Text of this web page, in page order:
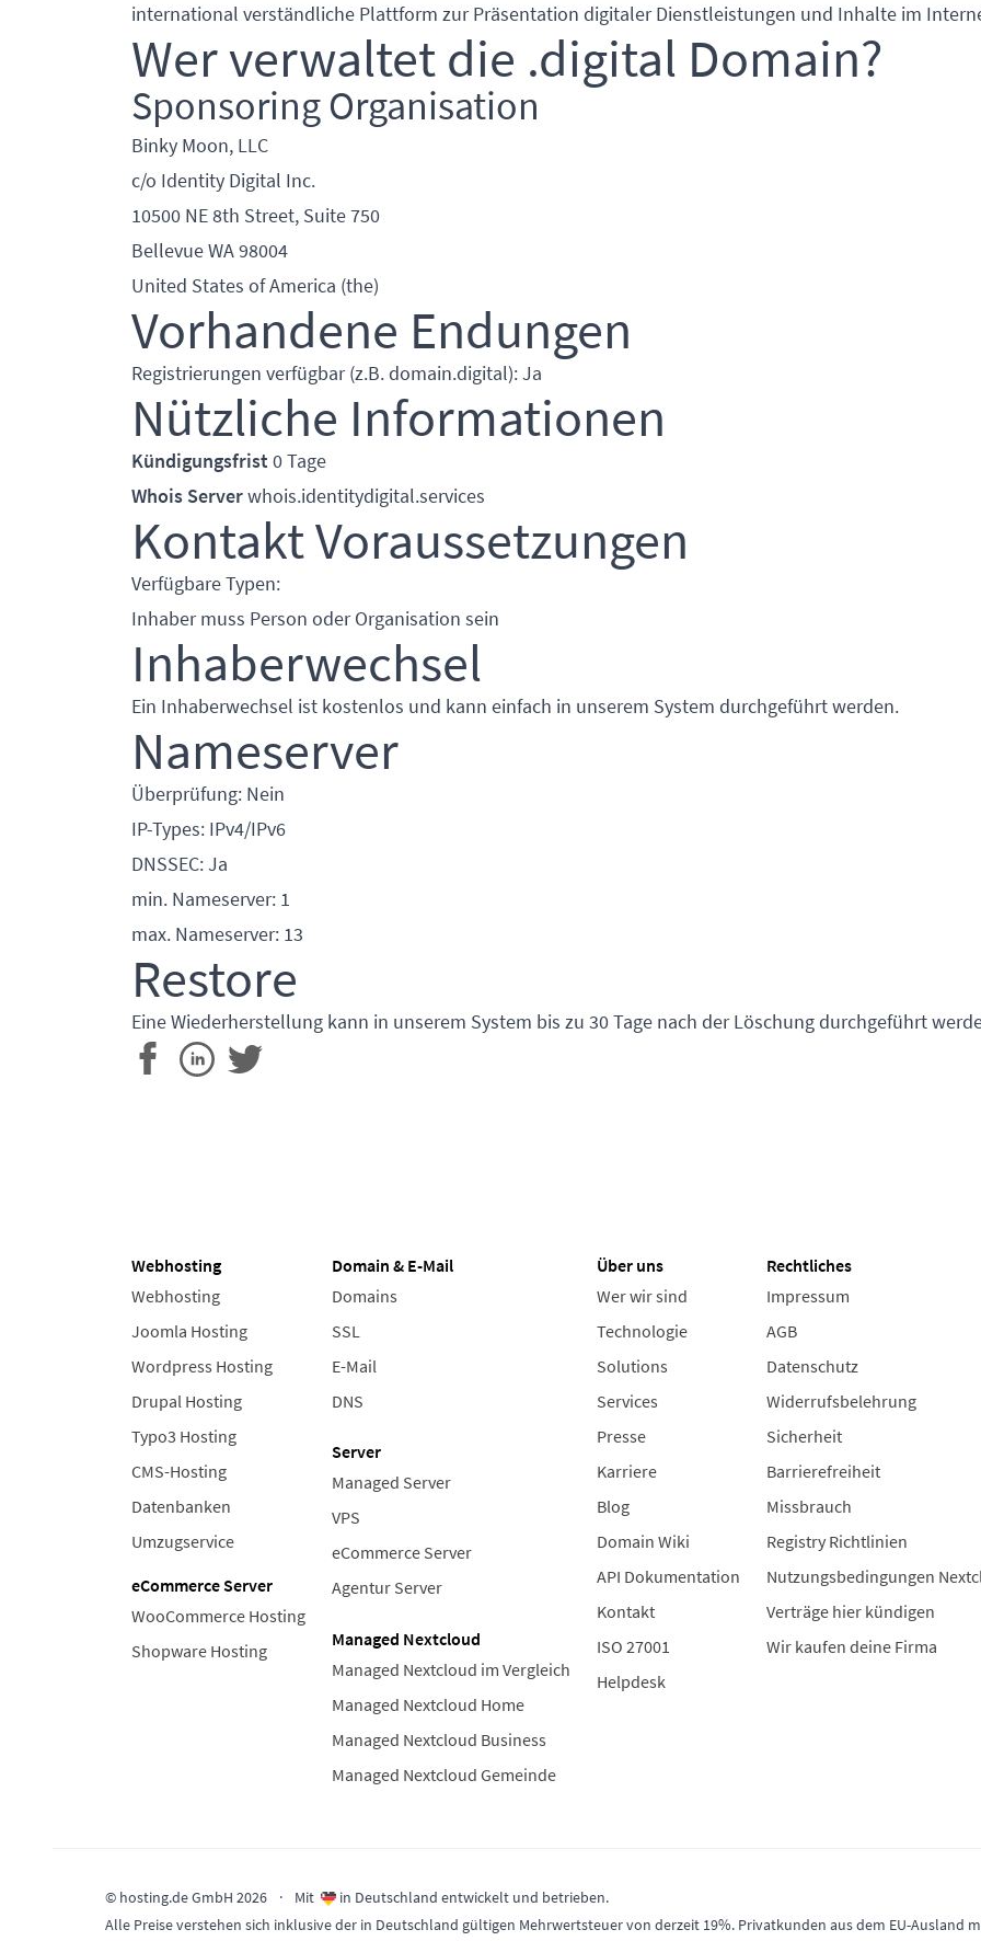
international verständliche Plattform zur Präsentation digitaler Dienstleistungen und Inhalte im
Wer verwaltet die .digital Domain?
Sponsoring Organisation
Binky Moon, LLC
c/o Identity Digital Inc.
10500 NE 8th Street, Suite 750
Bellevue WA 98004
United States of America (the)
Vorhandene Endungen
Registrierungen verfügbar (z.B. domain.digital): Ja
Nützliche Informationen
Kündigungsfrist 0 Tage
Whois Serverwhois.identitydigital.services
Kontakt Voraussetzungen
Verfügbare Typen:
Inhaber muss Person oder Organisation sein
Inhaberwechsel
Ein Inhaberwechsel ist kostenlos und kann einfach in unserem System durchgeführt werden.
Nameserver
Überprüfung: Nein
IP-Types: IPv4/IPv6
DNSSEC: Ja
min. Nameserver: 1
max. Nameserver: 13
Restore
Eine Wiederherstellung kann in unserem System bis zu 30 Tage nach der Löschung durchgeführt
Webhosting
Webhosting
Joomla Hosting
Wordpress Hosting
Drupal Hosting
Typo3 Hosting
CMS-Hosting
Datenbanken
Umzugservice
eCommerce Server
WooCommerce Hosting
Shopware Hosting
Domain & E-Mail
Domains
SSL
E-Mail
DNS
Server
Managed Server
VPS
eCommerce Server
Agentur Server
Managed Nextcloud
Managed Nextcloud im Vergleich
Managed Nextcloud Home
Managed Nextcloud Business
Managed Nextcloud Gemeinde
Über uns
Wer wir sind
Technologie
Solutions
Services
Presse
Karriere
Blog
Domain Wiki
API Dokumentation
Kontakt
ISO 27001
Helpdesk
Rechtliches
Impressum
AGB
Datenschutz
Widerrufsbelehrung
Sicherheit
Barrierefreiheit
Missbrauch
Registry Richtlinien
Nutzungsbedingungen
Verträge hier kündigen
Wir kaufen deine Firma
© hosting.de GmbH 2026 · Mit
in Deutschland entwickelt und betrieben.
Alle Preise verstehen sich inklusive der in Deutschland gültigen Mehrwertsteuer von derzeit 19%. Privatkunden aus dem EU-Ausland